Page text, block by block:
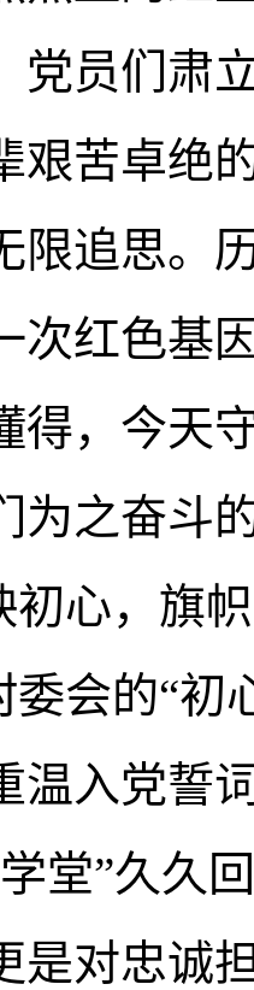
党员们肃
艰苦卓绝
限追思。
次红色基
得，今天
为之奋斗
初心， 旗
委会的“初
温入党誓
堂”久久
是对忠诚